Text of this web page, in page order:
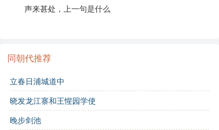
同朝代推荐
立春日浦城道中
晓发龙江寨和王惺园学使
晚步剑池
灵动与诗人的情感共鸣。尤其是“断肠谁听”的感慨，表露
的“剩苍波一片，稀星薄雾，伴孤鸿影”则将孤独感推向高
者一种深沉的思索与无尽的回味。
诗词解析
声来甚处，上一句是什么